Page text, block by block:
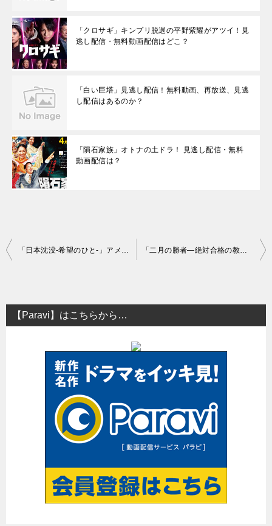
「クロサギ」キンプリ脱退の平野紫耀がアツイ！見
逃し配信・無料動画配信はどこ？
「白い巨塔」見逃し配信！無料動画、再放送、見逃
し配信はあるのか？
「隕石家族」オトナの土ドラ！ 見逃し配信・無料
動画配信は？
投
ビ
ゲ
【Paravi】はこちらから…